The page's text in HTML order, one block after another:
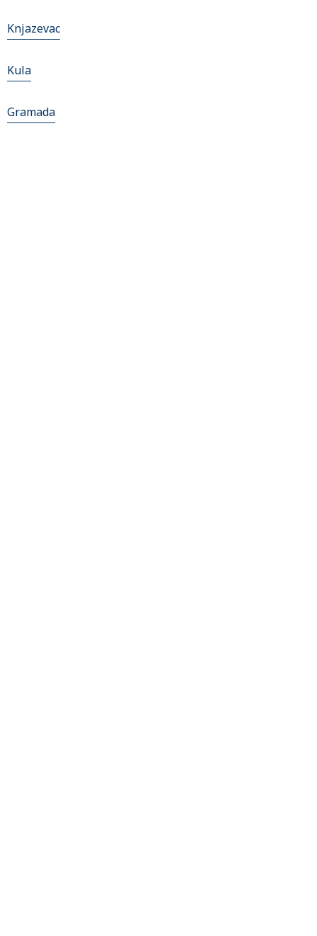
Knjazevac
Kula
Gramada